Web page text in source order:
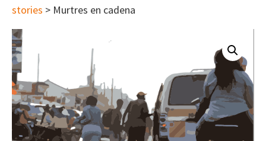
stories > Murtres en cadena